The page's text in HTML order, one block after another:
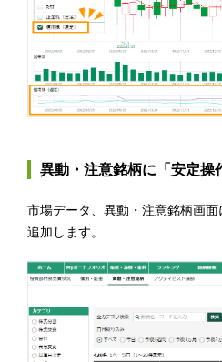
異動・注意銘柄に「安定操
市場データ、異動・注意銘柄画
追加します。